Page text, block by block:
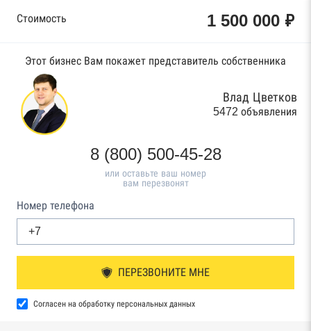
Стоимость 1 500 000 ₽
Этот бизнес Вам покажет представитель собственника
Влад Цветков
5472 объявления
8 (800) 500-45-28
или оставьте ваш номер
вам перезвонят
Номер телефона
ПЕРЕЗВОНИТЕ МНЕ
Согласен на обработку персональных данных